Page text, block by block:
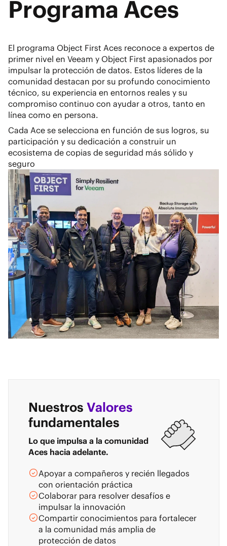
Programa Aces
El programa Object First Aces reconoce a expertos de
primer nivel en Veeam y Object First apasionados por
impulsar la protección de datos. Estos líderes de la
comunidad destacan por su profundo conocimiento
técnico, su experiencia en entornos reales y su
compromiso continuo con ayudar a otros, tanto en
línea como en persona.
Cada Ace se selecciona en función de sus logros, su
participación y su dedicación a construir un
ecosistema de copias de seguridad más sólido y
seguro
Nuestros Valores
fundamentales
Lo que impulsa a la comunidad
Aces hacia adelante.
Apoyar a compañeros y recién llegados
con orientación práctica
Colaborar para resolver desafíos e
impulsar la innovación
Compartir conocimientos para fortalecer
a la comunidad más amplia de
protección de datos